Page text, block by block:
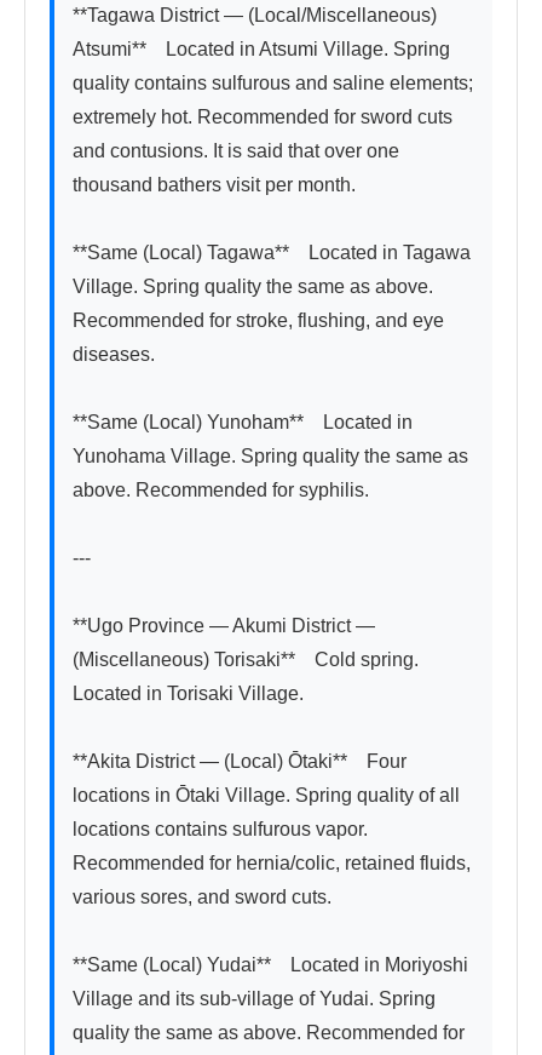
**Tagawa District — (Local/Miscellaneous)
Atsumi**　Located in Atsumi Village. Spring
quality contains sulfurous and saline elements;
extremely hot. Recommended for sword cuts
and contusions. It is said that over one
thousand bathers visit per month.
**Same (Local) Tagawa**　Located in Tagawa
Village. Spring quality the same as above.
Recommended for stroke, flushing, and eye
diseases.
**Same (Local) Yunoham**　Located in
Yunohama Village. Spring quality the same as
above. Recommended for syphilis.
---
**Ugo Province — Akumi District —
(Miscellaneous) Torisaki**　Cold spring.
Located in Torisaki Village.
**Akita District — (Local) Ōtaki**　Four
locations in Ōtaki Village. Spring quality of all
locations contains sulfurous vapor.
Recommended for hernia/colic, retained fluids,
various sores, and sword cuts.
**Same (Local) Yudai**　Located in Moriyoshi
Village and its sub-village of Yudai. Spring
quality the same as above. Recommended for